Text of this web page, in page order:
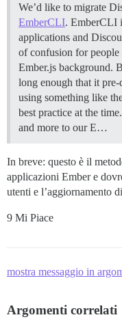
We’d like to migrate
EmberCLI. EmberCLI
applications and
of confusion for
Ember.js background.
long enough that it pre-
using something like
best practice at the
and more to our E…
In breve: questo è il
applicazioni Ember e
utenti e l’aggiornamento
9 Mi Piace
mostra messaggio in
Argomenti correlati